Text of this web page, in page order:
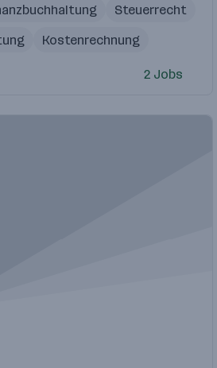
Steuerrecht
Kostenrechnung
2 Jobs